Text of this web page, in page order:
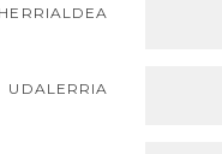
HERRIALDEA
UDALERRIA